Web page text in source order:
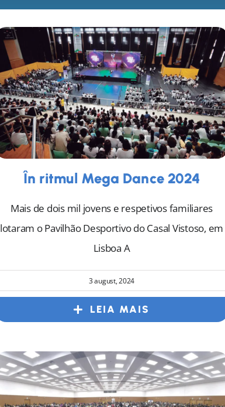
În ritmul Mega Dance 2024
Mais de dois mil jovens e respetivos familiares
lotaram o Pavilhão Desportivo do Casal Vistoso, em
Lisboa A
3 august, 2024
LEIA MAIS